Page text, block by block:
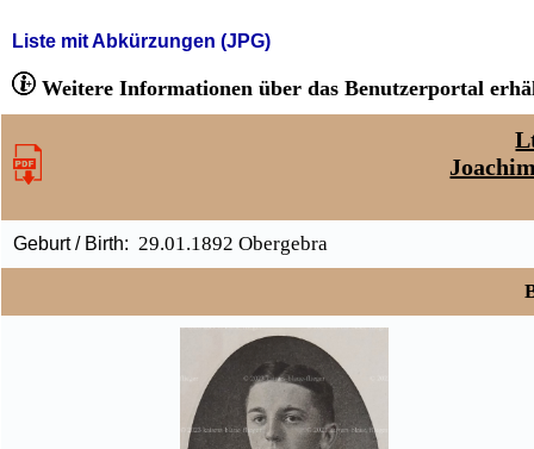
Liste mit Abkürzungen (JPG)
Weitere Informationen über das Benutzerportal
Geburt / Birth: 29.01.1892 Obergebra